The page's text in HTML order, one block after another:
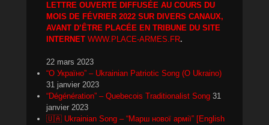
LETTRE OUVERTE DIFFUSÉE AU COURS DU
MOIS DE FÉVRIER 2022 SUR DIVERS CANAUX,
AVANT D’ÊTRE PLACÉE EN TRIBUNE DU SITE
INTERNET WWW.PLACE-ARMES.FR.
22 mars 2023
“О Україно” – Ukrainian Patriotic Song (O Ukraino)
31 janvier 2023
“Dégénération” – Quebecois Traditionalist Song 31
janvier 2023
🇺🇦 Ukrainian Song – “Марш нової армії” [English